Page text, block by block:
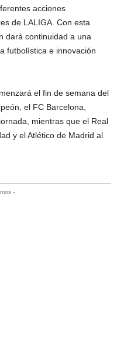
acciones
de LALIGA. Con esta
dará continuidad a una
futbolística e innovación
el fin de semana del
el FC Barcelona,
mientras que el Real
y el Atlético de Madrid al
-